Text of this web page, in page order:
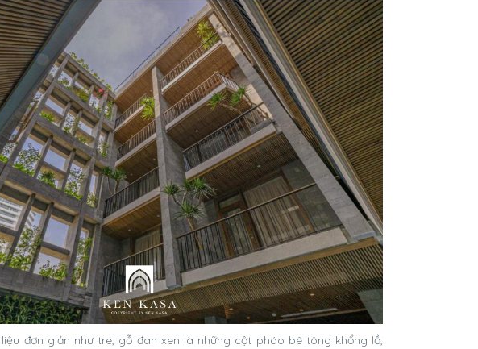
đơn giản như tre, gỗ đan xen là những cột pháo bê tông khổng lồ,